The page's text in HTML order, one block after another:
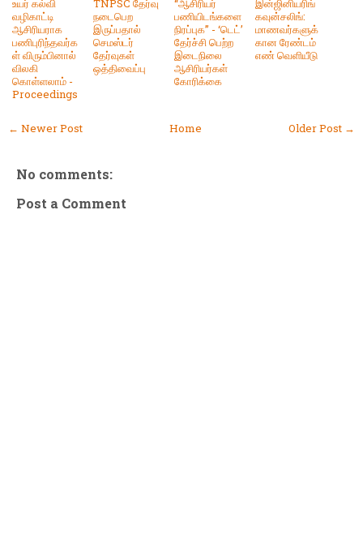
உயர் கல்வி
வழிகாட்டி
ஆசிரியராக
பணிபுரிந்தவர்க
ள் விரும்பினால்
விலகி
கொள்ளலாம் -
Proceedings
TNPSC தேர்வு
நடைபெற
இருப்பதால்
செமஸ்டர்
தேர்வுகள்
ஒத்திவைப்பு
“ஆசிரியர்
பணியிடங்களை
நிரப்புக” - ‘டெட்’
தேர்ச்சி பெற்ற
இடைநிலை
ஆசிரியர்கள்
கோரிக்கை
இன்ஜினியரிங்
கவுன்சலிங்:
மாணவர்களுக்
கான ரேண்டம்
எண் வெளியீடு
← Newer Post Older Post →
Home
No comments:
Post a Comment